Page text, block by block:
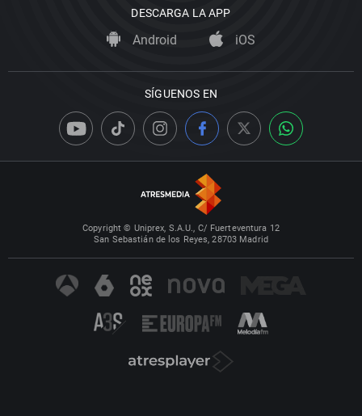
DESCARGA LA APP
Android iOS
SÍGUENOS EN
Copyright © Uniprex, S.A.U., C/ Fuerteventura 12
San Sebastián de los Reyes, 28703 Madrid